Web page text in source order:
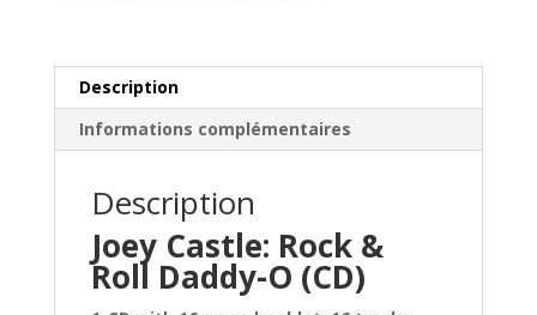
Description
Informations complémentaires
Description
Joey Castle: Rock &
Roll Daddy-O (CD)